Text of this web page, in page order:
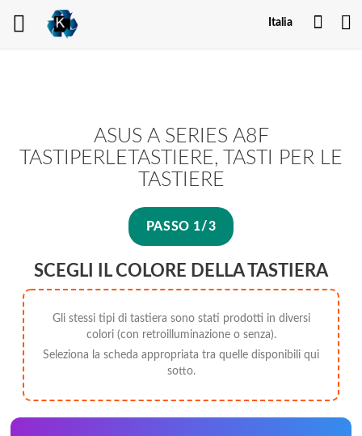
Italia
mio
ASUS A SERIES A8F
TASTIPERLETASTIERE, TASTI PER LE
TASTIERE
PASSO 1/3
SCEGLI IL COLORE DELLA TASTIERA
Gli stessi tipi di tastiera sono stati prodotti in diversi
colori (con retroilluminazione o senza).
Seleziona la scheda appropriata tra quelle disponibili qui
sotto.